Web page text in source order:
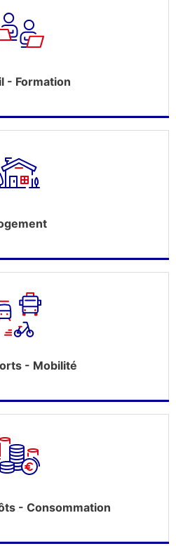
- Formation
- Mobilité
- Consommation